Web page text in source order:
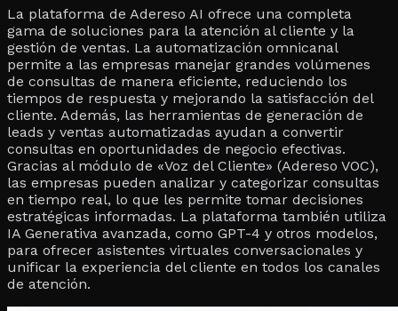
La plataforma de Adereso AI ofrece una completa
gama de soluciones para la atención al cliente y la
gestión de ventas. La automatización omnicanal
permite a las empresas manejar grandes volúmenes
de consultas de manera eficiente, reduciendo los
tiempos de respuesta y mejorando la satisfacción del
cliente. Además, las herramientas de generación de
leads y ventas automatizadas ayudan a convertir
consultas en oportunidades de negocio efectivas.
Gracias al módulo de «Voz del Cliente» (Adereso VOC),
las empresas pueden analizar y categorizar consultas
en tiempo real, lo que les permite tomar decisiones
estratégicas informadas. La plataforma también utiliza
IA Generativa avanzada, como GPT-4 y otros modelos,
para ofrecer asistentes virtuales conversacionales y
unificar la experiencia del cliente en todos los canales
de atención.